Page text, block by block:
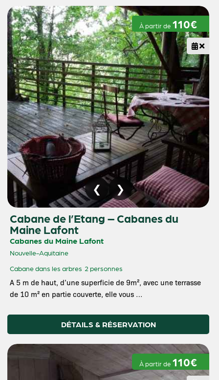
À partir de 110€
Cabane de l’Etang – Cabanes du
Maine Lafont
Cabanes du Maine Lafont
Nouvelle-Aquitaine
Cabane dans les arbres 2 personnes
A 5 m de haut, d’une superficie de 9m², avec une terrasse
de 10 m² en partie couverte, elle vous …
DÉTAILS & RÉSERVATION
À partir de 110€